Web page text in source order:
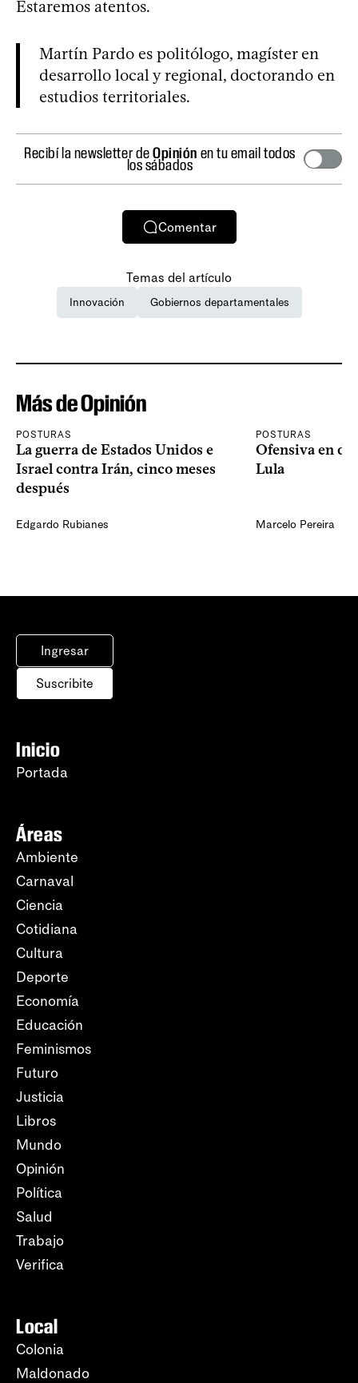
Estaremos atentos.
Martín Pardo es politólogo, magíster en
desarrollo local y regional, doctorando en
estudios territoriales.
Recibí la newsletter deOpinión en tu email todos
los sábados
Comentar
Temas del artículo
Innovación Gobiernos departamentales
Más de Opinión
POSTURAS
La guerra de Estados Unidos e
Israel contra Irán, cinco meses
después
Edgardo Rubianes
POSTURAS
Ofensiva en
Lula
Marcelo Pereira
Ingresar
Suscribite
Inicio
Portada
Áreas
Ambiente
Carnaval
Ciencia
Cotidiana
Cultura
Deporte
Economía
Educación
Feminismos
Futuro
Justicia
Libros
Mundo
Opinión
Política
Salud
Trabajo
Verifica
Local
Colonia
Maldonado